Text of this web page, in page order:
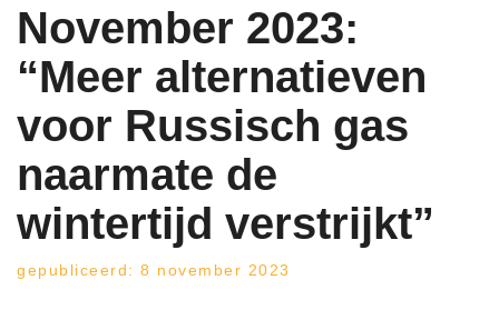
November 2023:
“Meer alternatieven
voor Russisch gas
naarmate de
wintertijd verstrijkt”
gepubliceerd: 8 november 2023